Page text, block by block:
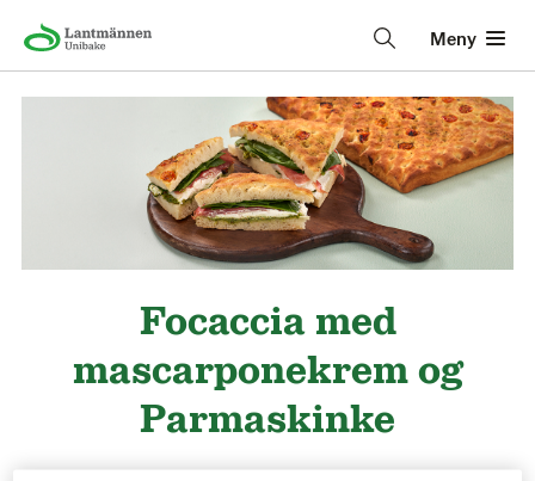
Meny
Focaccia med
mascarponekrem og
Parmaskinke